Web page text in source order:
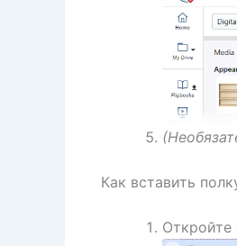
Как вставить
Откройте